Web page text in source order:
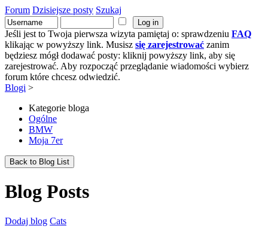
Forum Dzisiejsze posty Szukaj
Jeśli jest to Twoja pierwsza wizyta pamiętaj o: sprawdzeniu FAQ
klikając w powyższy link. Musisz się zarejestrować zanim
będziesz mógł dodawać posty: kliknij powyższy link, aby się
zarejestrować. Aby rozpocząć przeglądanie wiadomości wybierz
forum które chcesz odwiedzić.
Blogi >
Kategorie bloga
Ogólne
BMW
Moja 7er
Back to Blog List
Blog Posts
Dodaj blog Cats